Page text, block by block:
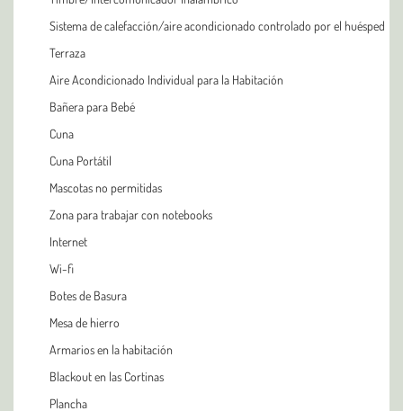
Sistema de calefacción/aire acondicionado controlado por el huésped
Terraza
Aire Acondicionado Individual para la Habitación
Bañera para Bebé
Cuna
Cuna Portátil
Mascotas no permitidas
Zona para trabajar con notebooks
Internet
Wi-fi
Botes de Basura
Mesa de hierro
Armarios en la habitación
Blackout en las Cortinas
Plancha